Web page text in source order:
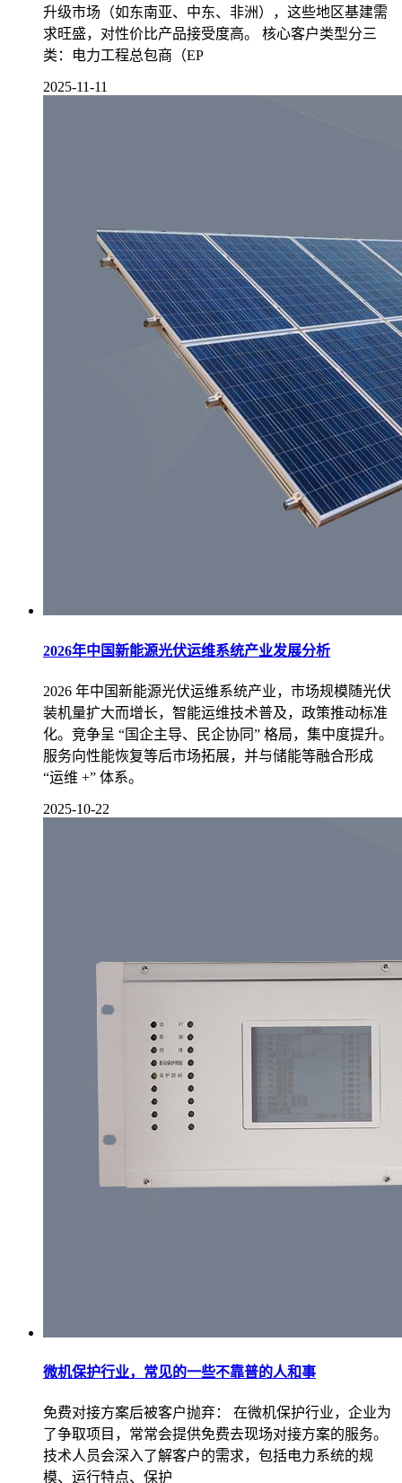
升级市场（如东南亚、中东、非洲），这些地区基建需
求旺盛，对性价比产品接受度高。 核心客户类型分三
类：电力工程总包商（EP
2025-11-11
2026年中国新能源光伏运维系统产业发展分析
2026 年中国新能源光伏运维系统产业，市场规模随光伏
装机量扩大而增长，智能运维技术普及，政策推动标准
化。竞争呈 “国企主导、民企协同” 格局，集中度提升。
服务向性能恢复等后市场拓展，并与储能等融合形成
“运维 +” 体系。
2025-10-22
微机保护行业，常见的一些不靠普的人和事
免费对接方案后被客户抛弃： 在微机保护行业，企业为
了争取项目，常常会提供免费去现场对接方案的服务。
技术人员会深入了解客户的需求，包括电力系统的规
模、运行特点、保护